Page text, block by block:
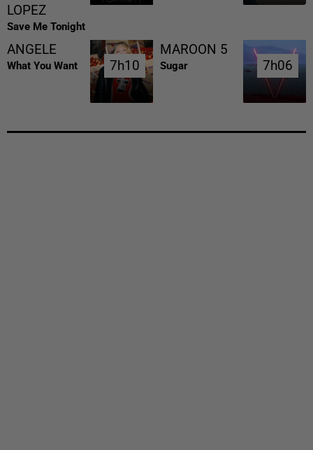
LOPEZ
Save Me Tonight
ANGELE
What You Want 7h10
7h10
MAROON 5
Sugar 7h06
7h06